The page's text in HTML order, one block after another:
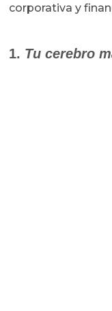
corporativa y
1. Tu cerebro